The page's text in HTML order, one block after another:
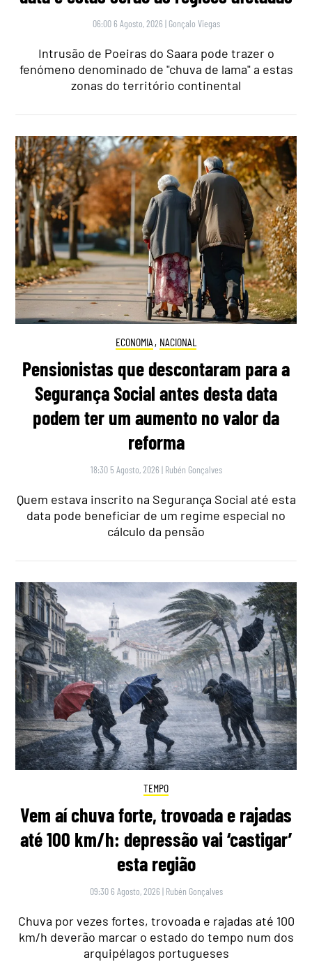
06:00 6 Agosto, 2026 | Gonçalo Viegas
Intrusão de Poeiras do Saara pode trazer o
fenómeno denominado de "chuva de lama" a estas
zonas do território continental
ECONOMIA , NACIONAL
Pensionistas que descontaram para a
Segurança Social antes desta data
podem ter um aumento no valor da
reforma
18:30 5 Agosto, 2026 | Rubén Gonçalves
Quem estava inscrito na Segurança Social até esta
data pode beneficiar de um regime especial no
cálculo da pensão
TEMPO
Vem aí chuva forte, trovoada e rajadas
até 100 km/h: depressão vai ‘castigar’
esta região
09:30 6 Agosto, 2026 | Rubén Gonçalves
Chuva por vezes fortes, trovoada e rajadas até 100
km/h deverão marcar o estado do tempo num dos
arquipélagos portugueses